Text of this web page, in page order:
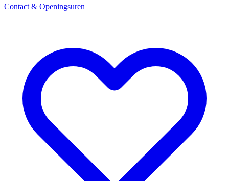
Contact & Openingsuren